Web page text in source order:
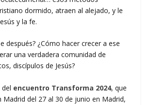
dormido, atraen al alejado, y le
y la fe.
después? ¿Cómo hacer crecer a ese
una verdadera comunidad de
discípulos de Jesús?
encuentro Transforma 2024, que
Madrid del 27 al 30 de junio en Madrid,